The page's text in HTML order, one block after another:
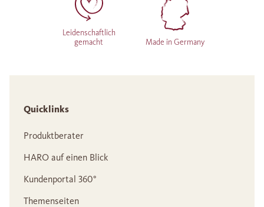
Leidenschaftlich
gemacht
Made in Germany
Quicklinks
Produktberater
HARO auf einen Blick
Kundenportal 360°
Themenseiten